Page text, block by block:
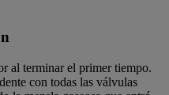
al terminar el primer tiempo.
con todas las válvulas